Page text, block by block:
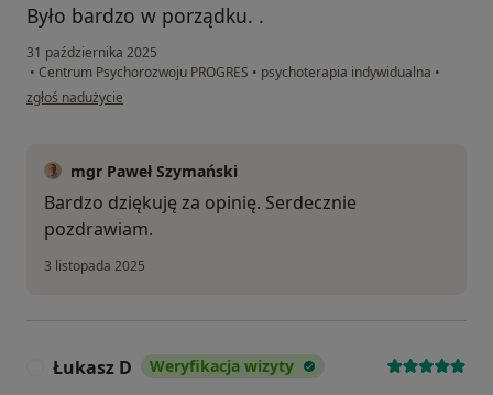
Było bardzo w porządku. .
31 października 2025
• Centrum Psychorozwoju PROGRES • psychoterapia indywidualna •
w opinii użytkownika JB
zgłoś nadużycie
mgr Paweł Szymański
Bardzo dziękuję za opinię. Serdecznie
pozdrawiam.
3 listopada 2025
Łukasz D Weryfikacja wizyty